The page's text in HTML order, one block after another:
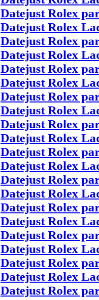
Datejust Rolex
Datejust Rolex
Datejust Rolex
Datejust Rolex
Datejust Rolex
Datejust Rolex
Datejust Rolex
Datejust Rolex
Datejust Rolex
Datejust Rolex
Datejust Rolex
Datejust Rolex
Datejust Rolex
Datejust Rolex
Datejust Rolex
Datejust Rolex
Datejust Rolex
Datejust Rolex
Datejust Rolex
Datejust Rolex
Datejust Rolex